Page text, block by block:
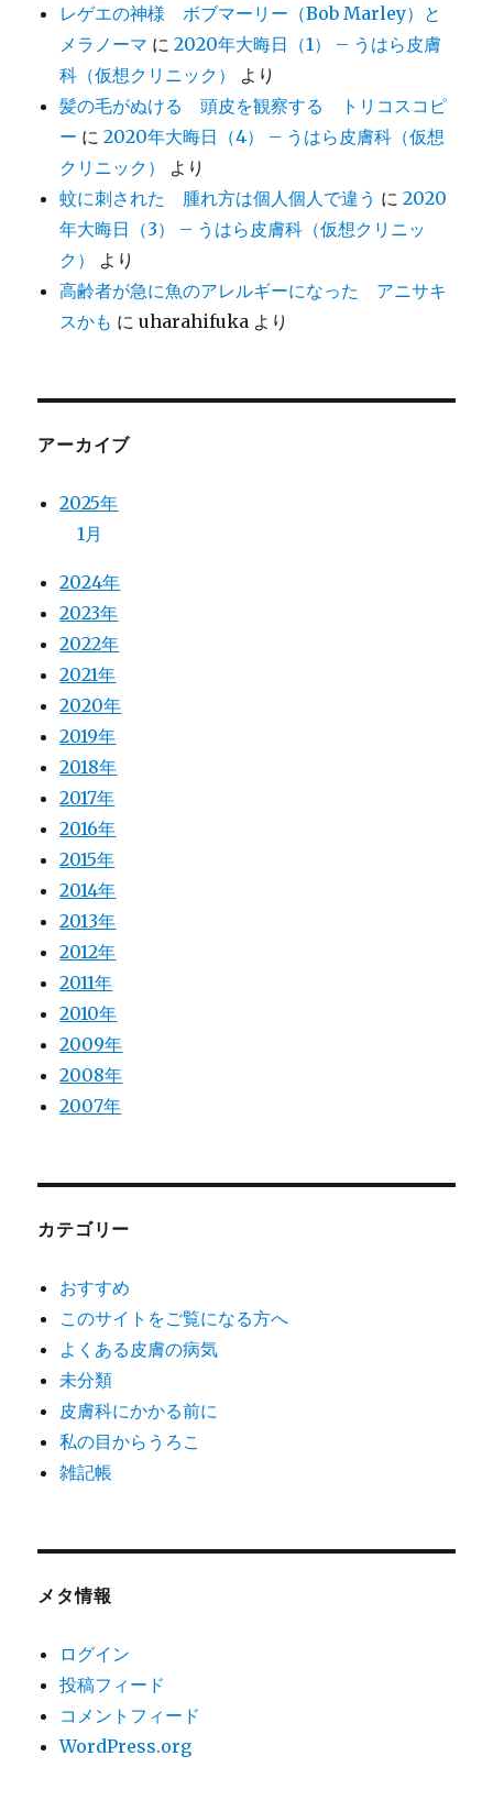
レゲエの神様 ボブマーリー（Bob Marley）と
メラノーマ に2020年大晦日（1） – うはら皮膚
科（仮想クリニック）
より
髪の毛がぬける 頭皮を観察する トリコスコピ
ー に2020年大晦日（4） – うはら皮膚科（仮想
クリニック）
より
蚊に刺された 腫れ方は個人個人で違う に2020
年大晦日（3） – うはら皮膚科（仮想クリニッ
ク）
より
高齢者が急に魚のアレルギーになった アニサキ
スかも にuharahifuka より
アーカイブ
2025年
1月
2024年
2023年
2022年
2021年
2020年
2019年
2018年
2017年
2016年
2015年
2014年
2013年
2012年
2011年
2010年
2009年
2008年
2007年
カテゴリー
おすすめ
このサイトをご覧になる方へ
よくある皮膚の病気
未分類
皮膚科にかかる前に
私の目からうろこ
雑記帳
メタ情報
ログイン
投稿フィード
コメントフィード
WordPress.org